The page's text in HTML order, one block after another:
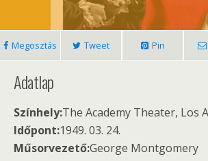
Megosztás Tweet Pin
Adatlap
Színhely:The Academy Theater, Los
Időpont:1949. 03. 24.
Műsorvezető:George Montgomery